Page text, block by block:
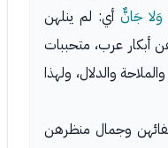
جَانٌّأي: لم ينلهن
أبكار عرب، متحببات
والدلال، ولهذا
وجمال منظرهن